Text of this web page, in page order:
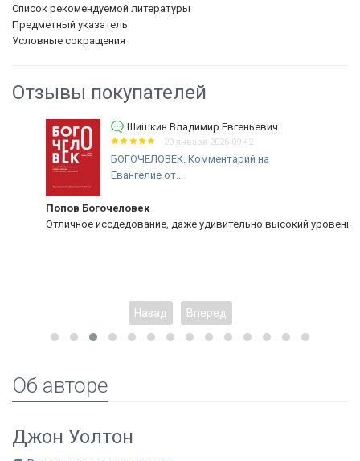
Список рекомендуемой литературы
Предметный указатель
Условные сокращения
Отзывы покупателей
Шишкин Владимир Евгеньевич
20 января 2026 09:42
БОГОЧЕЛОВЕК. Комментарий на
Евангелие от...
Попов Богочеловек
Отличное иссдедование, даже удивительно высокий уровень!
Назад Вперед
Об авторе
Джон Уолтон